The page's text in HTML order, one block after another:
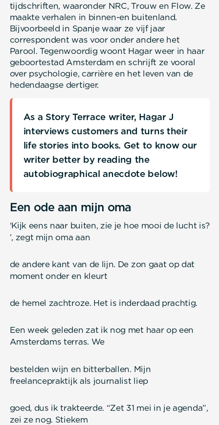
tijdschriften, waaronder NRC, Trouw en Flow. Ze
maakte verhalen in binnen-en buitenland.
Bijvoorbeeld in Spanje waar ze vijf jaar
correspondent was voor onder andere het
Parool. Tegenwoordig woont Hagar weer in haar
geboortestad Amsterdam en schrijft ze vooral
over psychologie, carrière en het leven van de
hedendaagse dertiger.
As a Story Terrace writer, Hagar J
interviews customers and turns their
life stories into books. Get to know our
writer better by reading the
autobiographical anecdote below!
Een ode aan mijn oma
‘Kijk eens naar buiten, zie je hoe mooi de lucht is?
’, zegt mijn oma aan
de andere kant van de lijn. De zon gaat op dat
moment onder en kleurt
de hemel zachtroze. Het is inderdaad prachtig.
Een week geleden zat ik nog met haar op een
Amsterdams terras. We
bestelden wijn en bitterballen. Mijn
freelancepraktijk als journalist liep
goed, dus ik trakteerde. “Zet 31 mei in je agenda”,
zei ze nog. Stiekem